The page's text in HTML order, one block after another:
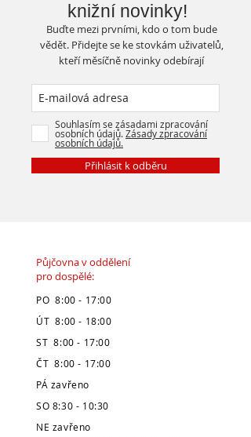
knižní novinky!
Buďte mezi prvními, kdo o tom bude
vědět. Přidejte se ke stovkám uživatelů,
kteří měsíčně novinky odebírají
Souhlasím se zásadami zpracování
osobních údajů.Zásady zpracování
osobních údajů.
Přihlásit k odběru
Půjčovna v oddělení
pro dospělé:
PO 8:00 - 17:00
ÚT 8:00 - 18:00
ST 8:00 - 17:00
ČT 8:00 - 17:00
PÁ zavřeno
SO 8:30 - 10:30
NE zavřeno